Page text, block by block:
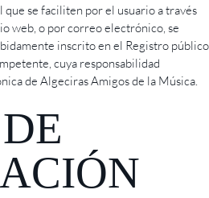
que se faciliten por el usuario a través
web, o por correo electrónico, se
inscrito en el Registro público
cuya responsabilidad
de Algeciras Amigos de la Música.